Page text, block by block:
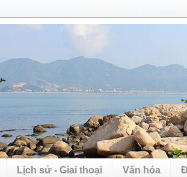
Lịch sử - Giai thoại Văn hóa